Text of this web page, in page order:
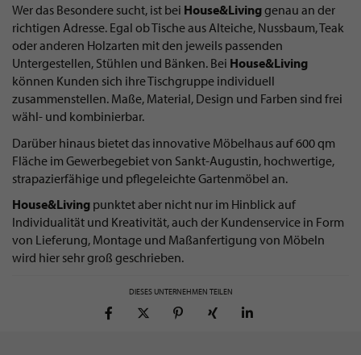
Wer das Besondere sucht, ist bei House&Livinggenau an der
richtigen Adresse. Egal ob Tische aus Alteiche, Nussbaum, Teak
oder anderen Holzarten mit den jeweils passenden
Untergestellen, Stühlen und Bänken. Bei House&Living
können Kunden sich ihre Tischgruppe individuell
zusammenstellen. Maße, Material, Design und Farben sind frei
wähl- und kombinierbar.
Darüber hinaus bietet das innovative Möbelhaus auf 600 qm
Fläche im Gewerbegebiet von Sankt-Augustin, hochwertige,
strapazierfähige und pflegeleichte Gartenmöbel an.
House&Living punktet aber nicht nur im Hinblick auf
Individualität und Kreativität, auch der Kundenservice in Form
von Lieferung, Montage und Maßanfertigung von Möbeln
wird hier sehr groß geschrieben.
DIESES UNTERNEHMEN TEILEN